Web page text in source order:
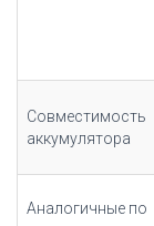
Совместимость
аккумулятора
Аналогичные по